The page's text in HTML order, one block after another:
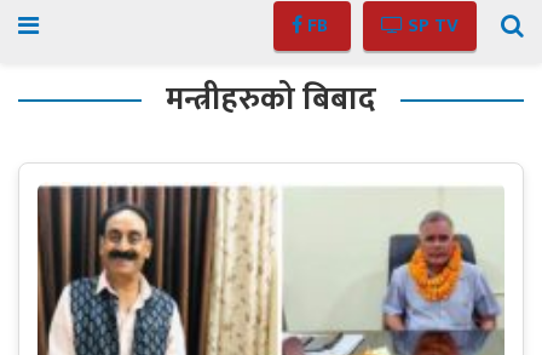
FB SP TV
मन्त्रीहरुको बिबाद